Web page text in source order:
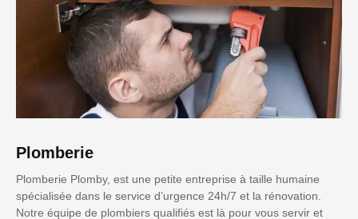
Plomberie
Plomberie Plomby, est une petite entreprise à taille humaine
spécialisée dans le service d’urgence 24h/7 et la rénovation.
Notre équipe de plombiers qualifiés est là pour vous servir et